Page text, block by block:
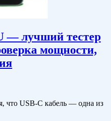
— лучший тестер
мощности,
что USB-C кабель — одна из